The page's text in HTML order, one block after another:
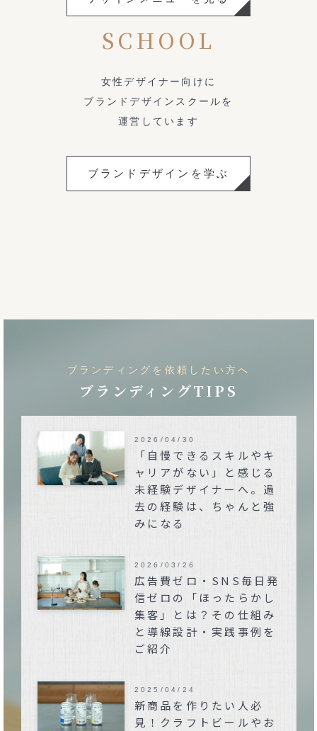
SCHOOL
女性デザイナー向けに
ブランドデザインスクールを
運営しています
ブランドデザインを学ぶ
ブランディングを依頼したい方へ
ブランディングTIPS
「自慢できるスキルやキ
ャリアがない」と感じる
未経験デザイナーへ。過
去の経験は、ちゃんと強
みになる
2026/04/30
広告費ゼロ・SNS毎日発
信ゼロの「ほったらかし
集客」とは？その仕組み
と導線設計・実践事例を
ご紹介
2026/03/26
新商品を作りたい人必
見！クラフトビールやお
2025/04/24